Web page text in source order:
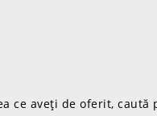
ce aveți de oferit,